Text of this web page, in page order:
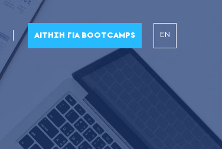
ΑΊΤΗΣΗ ΓΙΑ BOOTCAMPS EN